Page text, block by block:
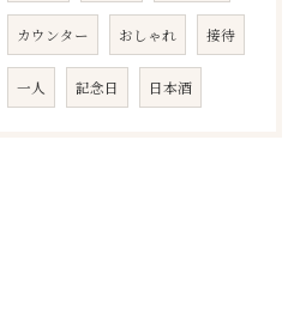
カウンター おしゃれ 接待
一人 記念日 日本酒